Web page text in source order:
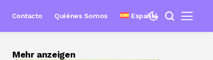
Contacto Quiénes Somos Español
Mehr anzeigen